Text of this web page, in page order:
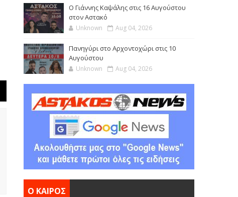
Ο Γιάννης Καψάλης στις 16 Αυγούστου
στον Αστακό
Unknown Aug 04, 2026
Πανηγύρι στο Αρχοντοχώρι στις 10
Αυγούστου
Unknown Aug 04, 2026
Ο ΚΑΙΡΟΣ